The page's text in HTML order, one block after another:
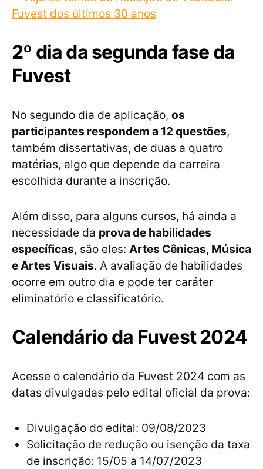
Fuvest dos últimos 30 anos
2º dia da segunda fase da
Fuvest
No segundo dia de aplicação, os
participantes respondem a 12 questões,
também dissertativas, de duas a quatro
matérias, algo que depende da carreira
escolhida durante a inscrição.
Além disso, para alguns cursos, há ainda a
necessidade da prova de habilidades
específicas, são eles: Artes Cênicas, Música
e Artes Visuais. A avaliação de habilidades
ocorre em outro dia e pode ter caráter
eliminatório e classificatório.
Calendário da Fuvest 2024
Acesse o calendário da Fuvest 2024 com as
datas divulgadas pelo edital oficial da prova:
Divulgação do edital: 09/08/2023
Solicitação de redução ou isenção da taxa
de inscrição: 15/05 a 14/07/2023